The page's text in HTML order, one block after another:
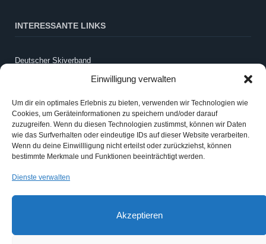
Einwilligung verwalten
Um dir ein optimales Erlebnis zu bieten, verwenden wir Technologien wie
Cookies, um Geräteinformationen zu speichern und/oder darauf
zuzugreifen. Wenn du diesen Technologien zustimmst, können wir Daten
wie das Surfverhalten oder eindeutige IDs auf dieser Website verarbeiten.
Wenn du deine Einwillligung nicht erteilst oder zurückziehst, können
bestimmte Merkmale und Funktionen beeinträchtigt werden.
Dienste verwalten
Akzeptieren
INTERESSANTE LINKS
Deutscher Skiverband
LandesSportBund Sachsen-Anhalt
Schneebericht Harz
Webcam LLZ Sonnenberg
ANMELDEN